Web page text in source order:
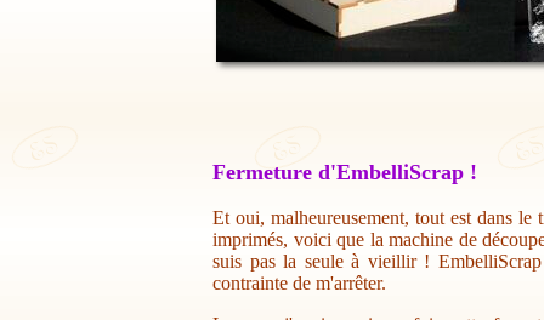
Fermeture d'EmbelliScrap !
Et oui, malheureusement, tout est dans
imprimés, voici que la machine de
suis pas la seule à vieillir !
contrainte de m'arrêter.